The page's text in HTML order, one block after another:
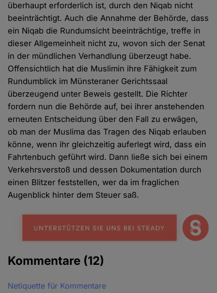
überhaupt erforderlich ist, durch den Niqab nicht
beeinträchtigt. Auch die Annahme der Behörde, dass
ein Niqab die Rundumsicht beeinträchtige, treffe in
dieser Allgemeinheit nicht zu, wovon sich der Senat
in der mündlichen Verhandlung überzeugt habe.
Offensichtlich hat die Muslimin ihre Fähigkeit zum
Rundumblick im Münsteraner Gerichtssaal
überzeugend unter Beweis gestellt. Die Richter
fordern nun die Behörde auf, bei ihrer anstehenden
erneuten Entscheidung über den Fall zu erwägen,
ob man der Muslima das Tragen des Niqab erlauben
könne, wenn ihr gleichzeitig auferlegt wird, dass ein
Fahrtenbuch geführt wird. Dann ließe sich bei einem
Verkehrsverstoß und dessen Dokumentation durch
einen Blitzer feststellen, wer da im fraglichen
Augenblick hinter dem Steuer saß.
Kommentare (12)
Netiquette für Kommentare